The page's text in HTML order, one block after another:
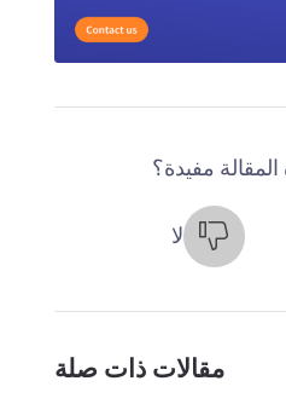
مفيدة؟
لا
مقالات ذات صلة